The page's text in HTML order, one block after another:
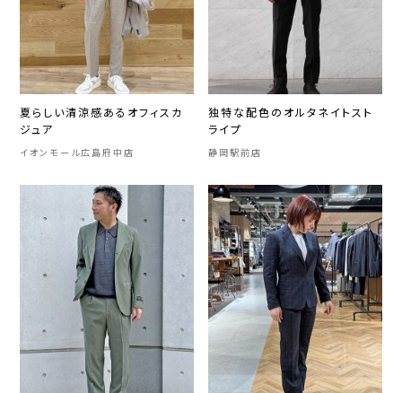
夏らしい清涼感あるオフィスカ
ジュア
イオンモール広島府中店
独特な配色のオルタネイトスト
ライプ
静岡駅前店